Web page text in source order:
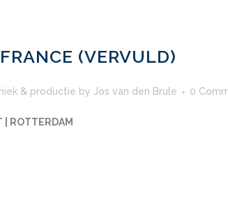
(VERVULD)
& productie by Jos van den Brule 0
| ROTTERDAM